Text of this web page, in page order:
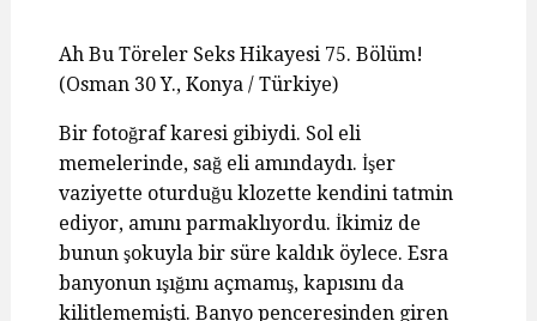
Ah Bu Töreler Seks Hikayesi 75. Bölüm!
(Osman 30 Y., Konya / Türkiye)
Bir fotoğraf karesi gibiydi. Sol eli
memelerinde, sağ eli amındaydı. İşer
vaziyette oturduğu klozette kendini tatmin
ediyor, amını parmaklıyordu. İkimiz de
bunun şokuyla bir süre kaldık öylece. Esra
banyonun ışığını açmamış, kapısını da
kilitlememişti. Banyo penceresinden giren